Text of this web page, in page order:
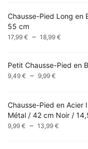
14,99 €
Chausse-Pied Long en
55 cm
17,99 € – 18,99 €
17,99 €
Petit Chausse-Pied en
9,49 € – 9,99 €
9,49 €
à
9,99 €
Chausse-Pied en Acier
Métal / 42 cm Noir /
9,99 € – 13,99 €